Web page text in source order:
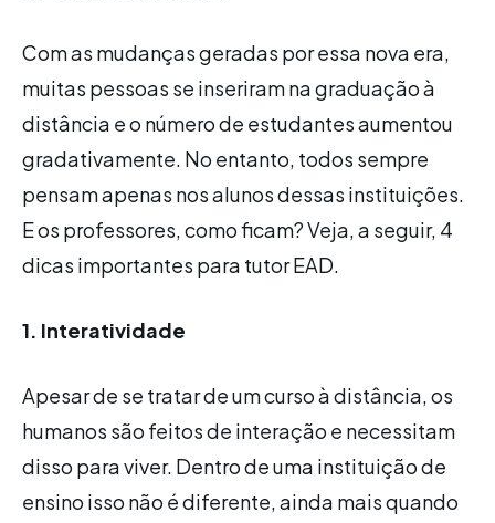
Com as mudanças geradas por essa nova era,
muitas pessoas se inseriram na graduação à
distância e o número de estudantes aumentou
gradativamente. No entanto, todos sempre
pensam apenas nos alunos dessas instituições.
E os professores, como ficam? Veja, a seguir, 4
dicas importantes para tutor EAD.
1. Interatividade
Apesar de se tratar de um curso à distância, os
humanos são feitos de interação e necessitam
disso para viver. Dentro de uma instituição de
ensino isso não é diferente, ainda mais quando